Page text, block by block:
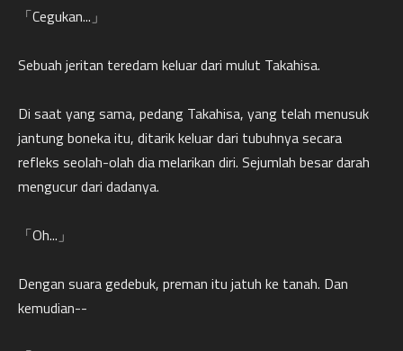
「Cegukan...」
Sebuah jeritan teredam keluar dari mulut Takahisa.
Di saat yang sama, pedang Takahisa, yang telah menusuk
jantung boneka itu, ditarik keluar dari tubuhnya secara
refleks seolah-olah dia melarikan diri. Sejumlah besar darah
mengucur dari dadanya.
「Oh...」
Dengan suara gedebuk, preman itu jatuh ke tanah. Dan
kemudian--